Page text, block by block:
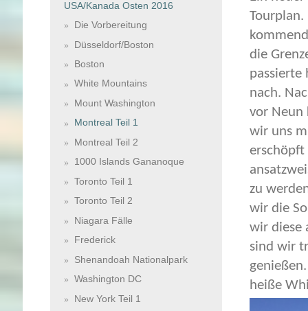
die
passierte
nach.
vor Neun
wir uns
erschöpft
zu
wir die
wir diese
sind wir
heiße
USA/Kanada Osten 2016
Die Vorbereitung
Düsseldorf/Boston
Boston
White Mountains
Mount Washington
Montreal Teil 1
Montreal Teil 2
1000 Islands Gananoque
Toronto Teil 1
Toronto Teil 2
Niagara Fälle
Frederick
Shenandoah Nationalpark
Washington DC
New York Teil 1